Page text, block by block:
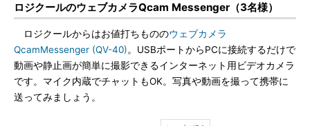
ロジクールのウェブカメラQcam Messenger（3名様）
ロジクールからはお値打ちもののウェブカメラ
QcamMessenger (QV-40)。USBポートからPCに接続するだけで
動画や静止画が簡単に撮影できるインターネット用ビデオカメラ
です。マイク内蔵でチャットもOK。写真や動画を撮って携帯に
送ってみましょう。